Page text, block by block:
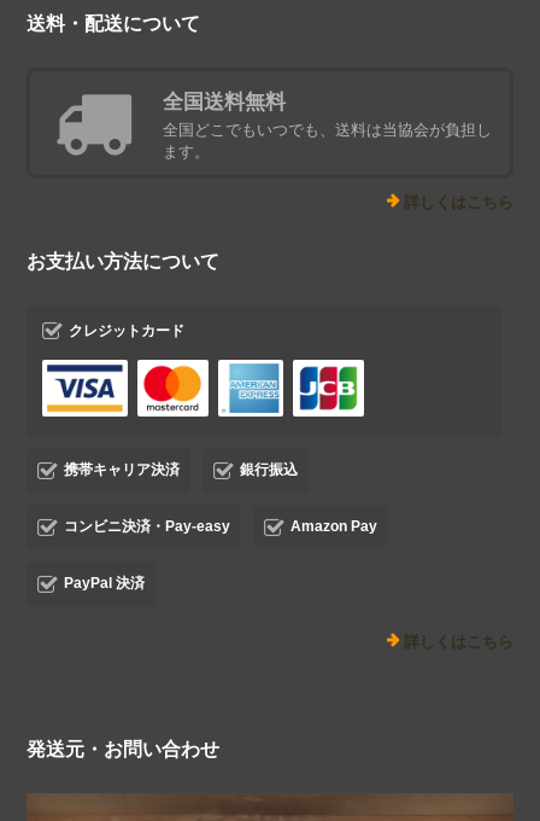
送料・配送について
全国送料無料
全国どこでもいつでも、送料は当協会が負担し
ます。
詳しくはこちら
お支払い方法について
クレジットカード
携帯キャリア決済 銀行振込
コンビニ決済・Pay-easy Amazon Pay
PayPal 決済
詳しくはこちら
発送元・お問い合わせ